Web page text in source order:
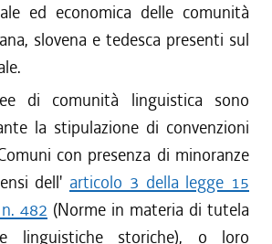
ed economica delle comunità
slovena e tedesca presenti sul
di comunità linguistica sono
la stipulazione di convenzioni
con presenza di minoranze
dell' articolo 3 della legge 15
482 (Norme in materia di tutela
linguistiche storiche), o loro